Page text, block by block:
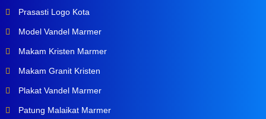
Prasasti Logo Kota
Model Vandel Marmer
Makam Kristen Marmer
Makam Granit Kristen
Plakat Vandel Marmer
Patung Malaikat Marmer